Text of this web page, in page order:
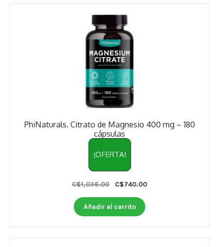
PhiNaturals. Citrato de Magnesio 400 mg – 180
cápsulas
¡OFERTA!
C$1,036.00
Original
was:
C$1,036.00.
C$740.00Current
Añadir al carrito